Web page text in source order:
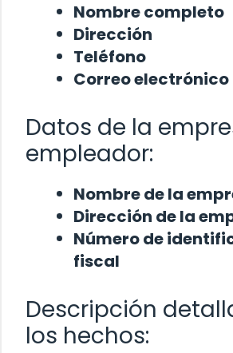
Nombre completo
Dirección
Teléfono
Correo electrónico
Datos de la
empleador:
Nombre de la
Dirección de la
Número de
fiscal
Descripción
los hechos: